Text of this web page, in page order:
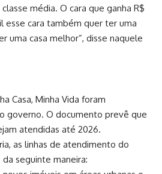
média. O cara que ganha R$
esse cara também quer ter uma
uma casa melhor”, disse naquele
Casa, Minha Vida foram
governo. O documento prevê que
atendidas até 2026.
as linhas de atendimento do
seguinte maneira: